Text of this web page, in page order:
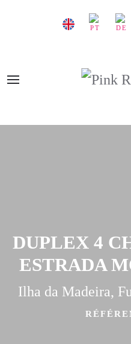
DUPLEX 4
ESTRADA
Ilha da Madeira,